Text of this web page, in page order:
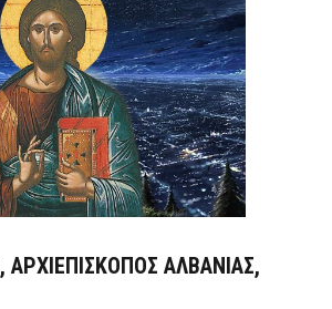
ΑΡΧΙΕΠΊΣΚΟΠΟΣ ΑΛΒΑΝΊΑΣ,